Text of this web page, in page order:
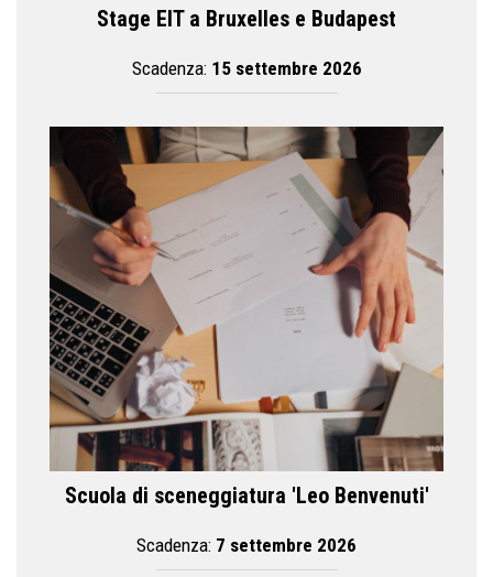
Stage EIT a Bruxelles e Budapest
Scadenza: 15 settembre 2026
Scuola di sceneggiatura 'Leo Benvenuti'
Scadenza: 7 settembre 2026